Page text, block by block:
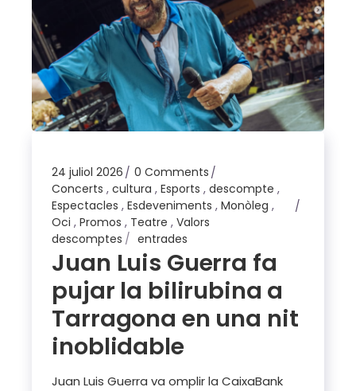
24 juliol 2026
0 Comments
Concerts ,cultura ,Esports ,descompte ,
Espectacles ,Esdeveniments ,Monòleg ,
Oci ,Promos , Teatre ,Valors
descomptes
entrades
Juan Luis Guerra fa
pujar la bilirubina a
Tarragona en una nit
inoblidable
Juan Luis Guerra va omplir la CaixaBank